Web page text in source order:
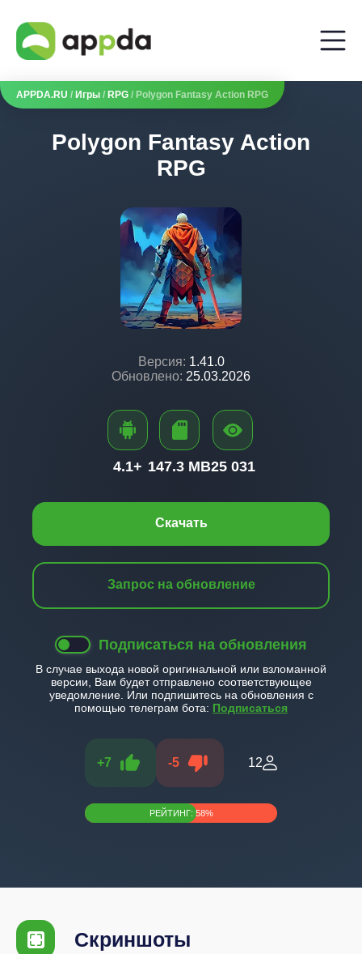
APPDA.RU / Игры / RPG / Polygon Fantasy Action RPG
Polygon Fantasy Action
RPG
Версия: 1.41.0
Обновлено: 25.03.2026
Скачать
Запрос на обновление
Подписаться на обновления
В случае выхода новой оригинальной или взломанной
версии, Вам будет отправлено соответствующее
уведомление. Или подпишитесь на обновления с
помощью телеграм бота: Подписаться
+7 -5 12
РЕЙТИНГ: 58%
4.1+ 147.3 MB25 031
Скриншоты